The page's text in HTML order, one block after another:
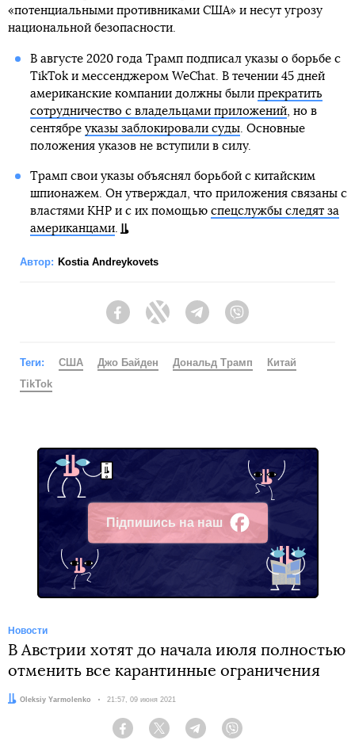
«потенциальными противниками США» и несут угрозу
национальной безопасности.
В августе 2020 года Трамп подписал указы о борьбе с
TikTok и мессенджером WeChat. В течении 45 дней
американские компании должны были прекратить
сотрудничество с владельцами приложений, но в
сентябре указы заблокировали суды. Основные
положения указов не вступили в силу.
Трамп свои указы объяснял борьбой с китайским
шпионажем. Он утверждал, что приложения связаны с
властями КНР и с их помощью спецслужбы следят за
американцами.
Автор: Kostia Andreykovets
FacebookTwitter Telegram
Теги: США Джо Байден Дональд Трамп
Китай
TikTok
Підпишись на наш
Facebook
Новости
В Австрии хотят до начала июля полностью
отменить все карантинные ограничения
Автор:
Oleksiy Yarmolenko Дата:
21:57, 09 июня 2021
Facebook Twitter Telegram